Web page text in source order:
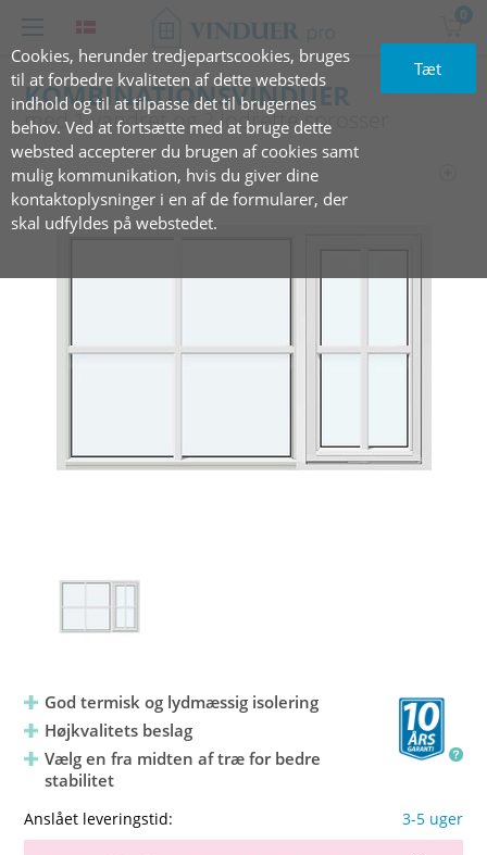
Cookies, herunder tredjepartscookies, bruges
til at forbedre kvaliteten af dette websteds
indhold og til at tilpasse det til brugernes
behov. Ved at fortsætte med at bruge dette
websted accepterer du brugen af cookies samt
mulig kommunikation, hvis du giver dine
kontaktoplysninger i en af de formularer, der
skal udfyldes på webstedet.
Tæt
0
KOMBINATIONSVINDUER
med 1 ‎vandret og 2‏‏‎ ‎lodrette sprosser
God termisk og lydmæssig isolering
Højkvalitets beslag
Vælg en fra midten af træ for bedre
stabilitet
Anslået leveringstid: 3-5 uger